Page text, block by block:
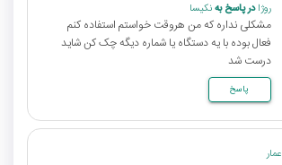
روژادر پاسخ بهنکیسا
مشکلی نداره که من هروقت خواستم استفاده کنم
فعال بوده با یه دستگاه یا شماره دیگه چک کن شاید
درست شد
پاسخ
عمار